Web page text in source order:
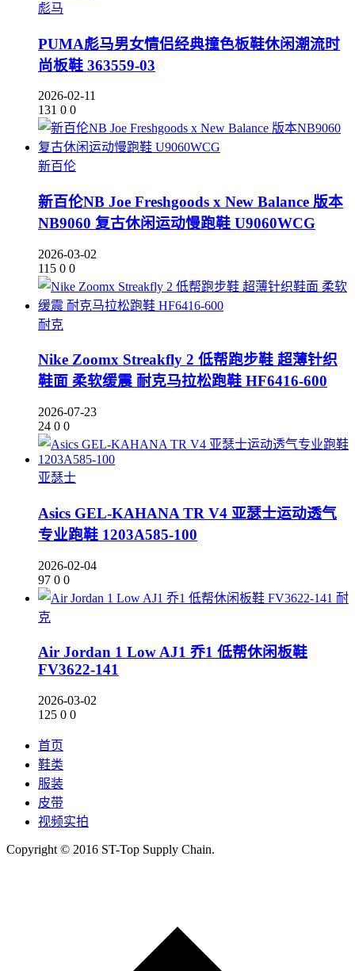
彪马
PUMA彪马男女情侣经典撞色板鞋休闲潮流时
尚板鞋 363559-03
2026-02-11
131 0 0
新百伦
新百伦NB Joe Freshgoods x New Balance 版本
NB9060 复古休闲运动慢跑鞋 U9060WCG
2026-03-02
115 0 0
耐克
Nike Zoomx Streakfly 2 低帮跑步鞋 超薄针织
鞋面 柔软缓震 耐克马拉松跑鞋 HF6416-600
2026-07-23
24 0 0
亚瑟士
Asics GEL-KAHANA TR V4 亚瑟士运动透气
专业跑鞋 1203A585-100
2026-02-04
97 0 0
耐
克
Air Jordan 1 Low AJ1 乔1 低帮休闲板鞋
FV3622-141
2026-03-02
125 0 0
首页
鞋类
服装
皮带
视频实拍
Copyright © 2016 ST-Top Supply Chain.